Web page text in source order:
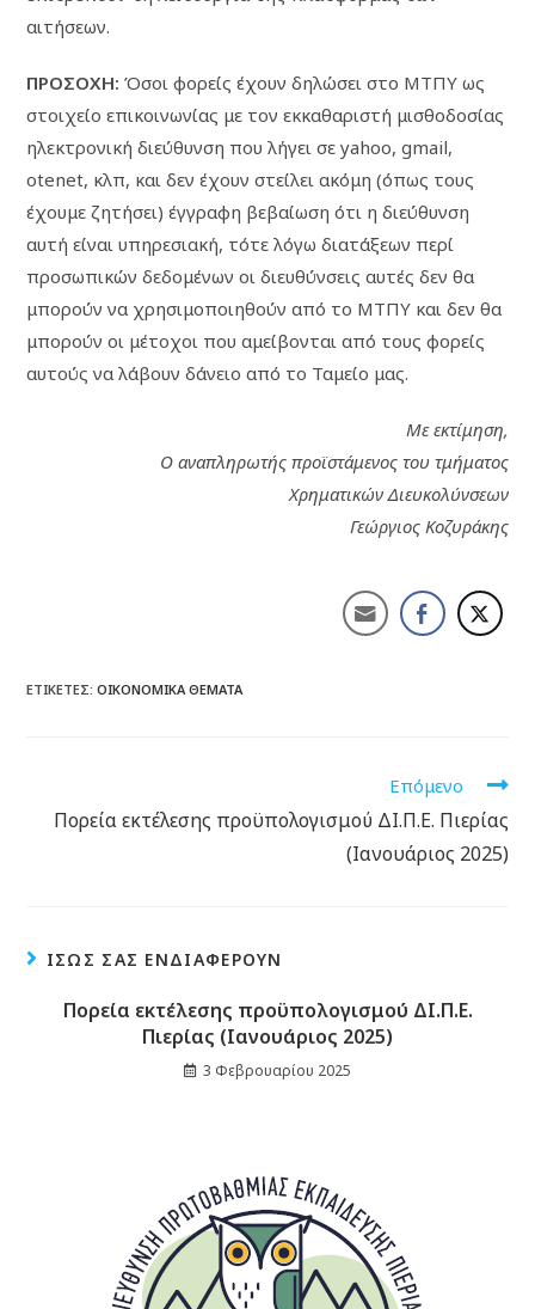
αιτήσεων.
ΠΡΟΣΟΧΗ:Όσοι φορείς έχουν δηλώσει στο ΜΤΠΥ ως
στοιχείο επικοινωνίας με τον εκκαθαριστή μισθοδοσίας
ηλεκτρονική διεύθυνση που λήγει σε yahoo, gmail,
otenet, κλπ, και δεν έχουν στείλει ακόμη (όπως τους
έχουμε ζητήσει) έγγραφη βεβαίωση ότι η διεύθυνση
αυτή είναι υπηρεσιακή, τότε λόγω διατάξεων περί
προσωπικών δεδομένων οι διευθύνσεις αυτές δεν θα
μπορούν να χρησιμοποιηθούν από το ΜΤΠΥ και δεν θα
μπορούν οι μέτοχοι που αμείβονται από τους φορείς
αυτούς να λάβουν δάνειο από το Ταμείο μας.
Με εκτίμηση,
Ο αναπληρωτής προϊστάμενος του τμήματος
Χρηματικών Διευκολύνσεων
Γεώργιος Κοζυράκης
ΕΤΙΚΈΤΕΣ:ΟΙΚΟΝΟΜΙΚΆ ΘΈΜΑΤΑ
Επόμενο
Πορεία εκτέλεσης προϋπολογισμού ΔΙ.Π.Ε. Πιερίας
(Ιανουάριος 2025)
ΊΣΩΣ ΣΑΣ ΕΝΔΙΑΦΈΡΟΥΝ
Πορεία εκτέλεσης προϋπολογισμού ΔΙ.Π.Ε.
Πιερίας (Ιανουάριος 2025)
3 Φεβρουαρίου 2025